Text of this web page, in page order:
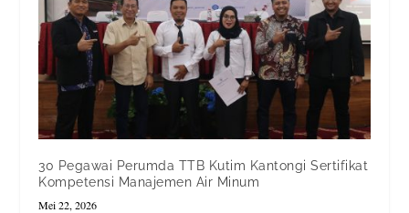
30 Pegawai Perumda TTB Kutim Kantongi Sertifikat
Kompetensi Manajemen Air Minum
Mei 22, 2026